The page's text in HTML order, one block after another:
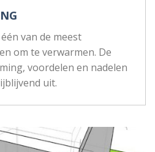
van de meest
om te verwarmen. De
voordelen en nadelen
uit.